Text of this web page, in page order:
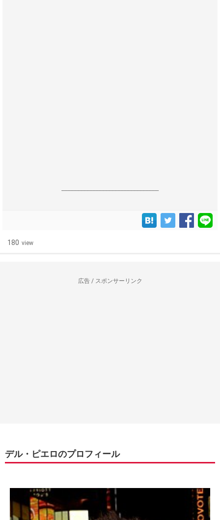
------------------------------------------------------------------
180 view
広告 / スポンサーリンク
デル・ピエロのプロフィール